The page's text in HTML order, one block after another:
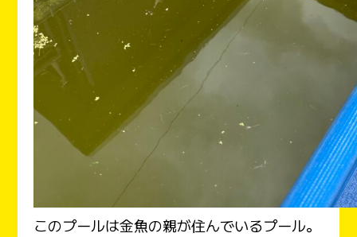
このプールは金魚の親が住んでいるプール。